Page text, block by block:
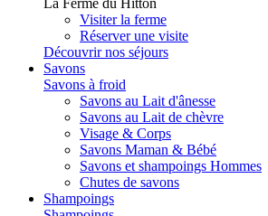
La Ferme du Hitton
Visiter la ferme
Réserver une visite
Découvrir nos séjours
Savons
Savons à froid
Savons au Lait d'ânesse
Savons au Lait de chèvre
Visage & Corps
Savons Maman & Bébé
Savons et shampoings Hommes
Chutes de savons
Shampoings